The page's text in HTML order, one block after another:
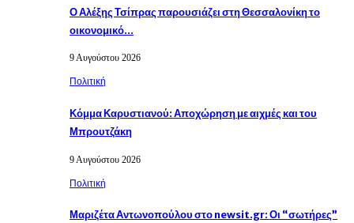
Ο Αλέξης Τσίπρας παρουσιάζει στη Θεσσαλονίκη το
οικονομικό…
9 Αυγούστου 2026
Πολιτική
Κόμμα Καρυστιανού: Αποχώρηση με αιχμές και του
Μπρουτζάκη
9 Αυγούστου 2026
Πολιτική
Μαριζέτα Αντωνοπούλου στο newsit.gr: Οι “σωτήρες”